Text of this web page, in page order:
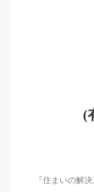
(
『住まいの解決